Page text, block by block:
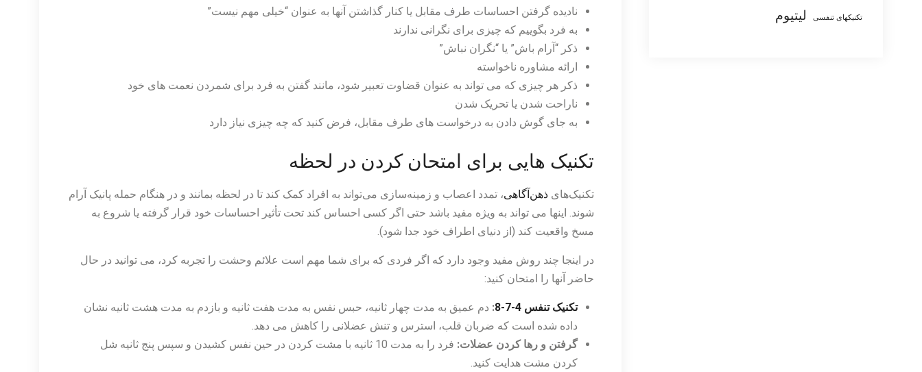
نادیده گرفتن احساسات طرف مقابل یا کنار گذاشتن آنها به عنوان “خیلی مهم نیست”
به فرد بگوییم که چیزی برای نگرانی ندارند
ذکر “آرام باش” یا “نگران نباش”
ارائه مشاوره ناخواسته
ذکر هر چیزی که می تواند به عنوان قضاوت تعبیر شود، مانند گفتن به فرد برای شمردن نعمت های خود
ناراحت شدن یا تحریک شدن
به جای گوش دادن به درخواست های طرف مقابل، فرض کنید که چه چیزی نیاز دارد
تکنیک هایی برای امتحان کردن در لحظه
تکنیک‌های ذهن‌آگاهی، تمدد اعصاب و زمینه‌سازی می‌تواند به افراد کمک کند تا در لحظه بمانند و در هنگام حمله پانیک آرام
شوند. اینها می تواند به ویژه مفید باشد حتی اگر کسی احساس کند تحت تأثیر احساسات خود قرار گرفته یا شروع به
مسخ واقعیت کند (از دنیای اطراف خود جدا شود).
در اینجا چند روش مفید وجود دارد که اگر فردی که برای شما مهم است علائم وحشت را تجربه کرد، می توانید در حال
حاضر آنها را امتحان کنید:
تکنیک تنفس 4-7-8 : دم عمیق به مدت چهار ثانیه، حبس نفس به مدت هفت ثانیه و بازدم به مدت هشت ثانیه نشان
داده شده است که ضربان قلب، استرس و تنش عضلانی را کاهش می دهد.
گرفتن و رها کردن عضلات:
فرد را به مدت 10 ثانیه با مشت کردن در حین نفس کشیدن و سپس پنج ثانیه شل
کردن مشت هدایت کنید.
تکنیکهای تنفسی لیتیوم